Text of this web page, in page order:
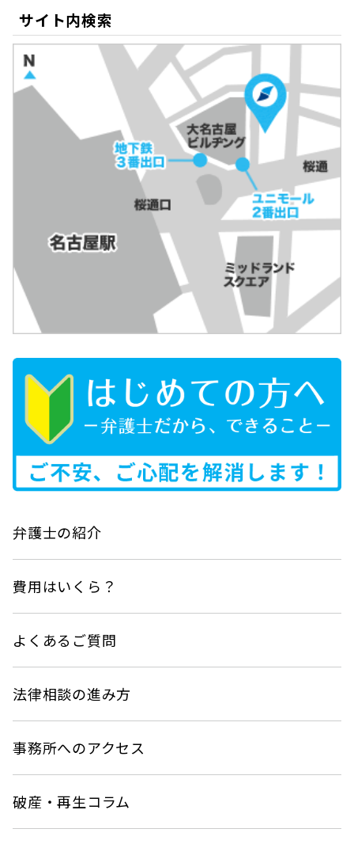
サイト内検索
弁護士の紹介
費用はいくら？
よくあるご質問
法律相談の進み方
事務所へのアクセス
破産・再生コラム